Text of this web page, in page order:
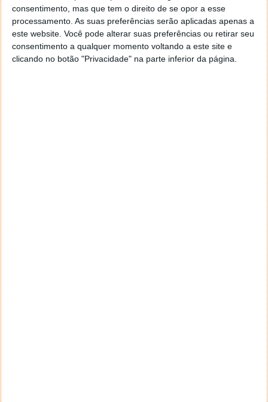
consentimento, mas que tem o direito de se opor a esse
processamento. As suas preferências serão aplicadas apenas a
este website. Você pode alterar suas preferências ou retirar seu
consentimento a qualquer momento voltando a este site e
clicando no botão "Privacidade" na parte inferior da página.